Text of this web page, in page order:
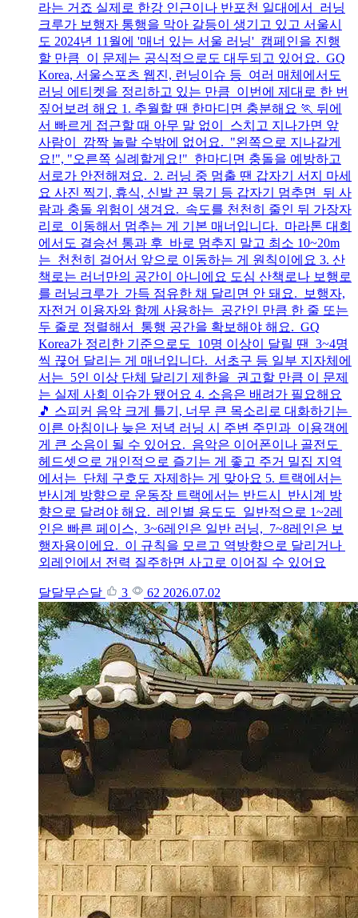
라는 거죠 실제로 한강 인근이나 반포천 일대에서 러닝
크루가 보행자 통행을 막아 갈등이 생기고 있고 서울시
도 2024년 11월에 '매너 있는 서울 러닝' 캠페인을 진행
할 만큼 이 문제는 공식적으로도 대두되고 있어요. GQ
Korea, 서울스포츠 웹진, 런닝이슈 등 여러 매체에서도
러닝 에티켓을 정리하고 있는 만큼 이번에 제대로 한 번
짚어보려 해요 1. 추월할 땐 한마디면 충분해요 🏃 뒤에
서 빠르게 접근할 때 아무 말 없이 스치고 지나가면 앞
사람이 깜짝 놀랄 수밖에 없어요. "왼쪽으로 지나갈게
요!", "오른쪽 실례할게요!" 한마디면 충돌을 예방하고
서로가 안전해져요. 2. 러닝 중 멈출 땐 갑자기 서지 마세
요 사진 찍기, 휴식, 신발 끈 묶기 등 갑자기 멈추면 뒤 사
람과 충돌 위험이 생겨요. 속도를 천천히 줄인 뒤 가장자
리로 이동해서 멈추는 게 기본 매너입니다. 마라톤 대회
에서도 결승선 통과 후 바로 멈추지 말고 최소 10~20m
는 천천히 걸어서 앞으로 이동하는 게 원칙이에요 3. 산
책로는 러너만의 공간이 아니에요 도심 산책로나 보행로
를 러닝크루가 가득 점유한 채 달리면 안 돼요. 보행자,
자전거 이용자와 함께 사용하는 공간인 만큼 한 줄 또는
두 줄로 정렬해서 통행 공간을 확보해야 해요. GQ
Korea가 정리한 기준으로도 10명 이상이 달릴 땐 3~4명
씩 끊어 달리는 게 매너입니다. 서초구 등 일부 지자체에
서는 5인 이상 단체 달리기 제한을 권고할 만큼 이 문제
는 실제 사회 이슈가 됐어요 4. 소음은 배려가 필요해요
🎵 스피커 음악 크게 틀기, 너무 큰 목소리로 대화하기는
이른 아침이나 늦은 저녁 러닝 시 주변 주민과 이용객에
게 큰 소음이 될 수 있어요. 음악은 이어폰이나 골전도
헤드셋으로 개인적으로 즐기는 게 좋고 주거 밀집 지역
에서는 단체 구호도 자제하는 게 맞아요 5. 트랙에서는
반시계 방향으로 운동장 트랙에서는 반드시 반시계 방
향으로 달려야 해요. 레인별 용도도 일반적으로 1~2레
인은 빠른 페이스, 3~6레인은 일반 러닝, 7~8레인은 보
행자용이에요. 이 규칙을 모르고 역방향으로 달리거나
외레인에서 전력 질주하면 사고로 이어질 수 있어요
달달무슨달 3 62 2026.07.02